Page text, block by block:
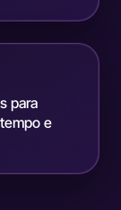
para
e